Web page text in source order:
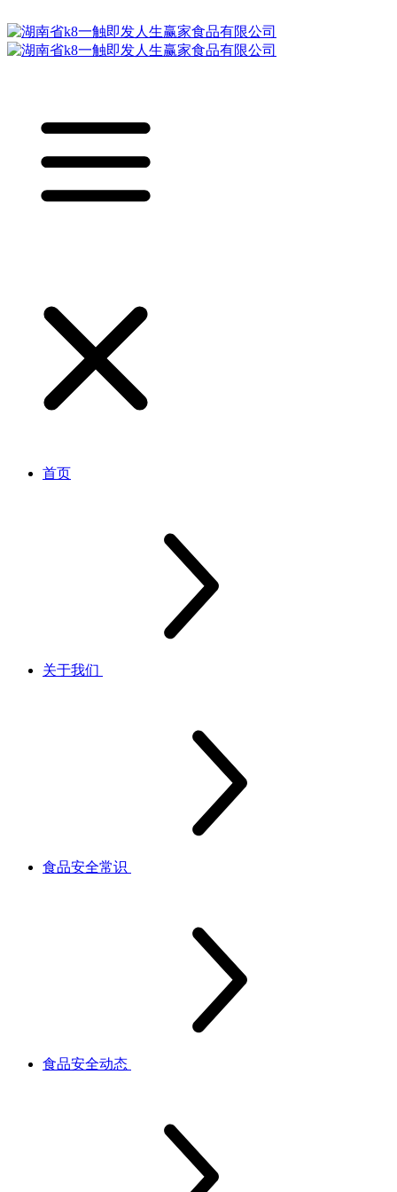
首页
关于我们
食品安全常识
食品安全动态